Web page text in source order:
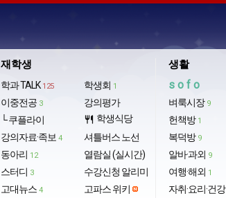
재학생
학과 TALK 125
이중전공 3
└ 쿠플라이
강의자료·족보 4
동아리 12
스터디 3
고대뉴스 4
학생회 1
강의평가
restaurant 학생식당
셔틀버스 노선
열람실 (실시간)
수강신청 알리미
고파스 위키
생활
sofo
벼룩시장 9
헌책방 1
복덕방 9
알바·과외 9
여행·해외 1
자취·요리·건강